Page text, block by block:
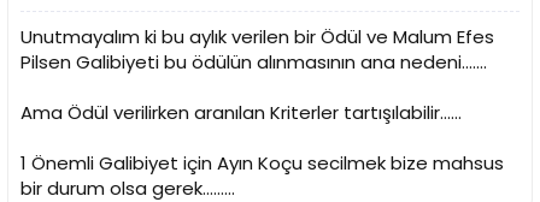
Unutmayalım ki bu aylık verilen bir Ödül ve Malum Efes
Pilsen Galibiyeti bu ödülün alınmasının ana nedeni.......
Ama Ödül verilirken aranılan Kriterler tartışılabilir......
1 Önemli Galibiyet için Ayın Koçu secilmek bize mahsus
bir durum olsa gerek.........